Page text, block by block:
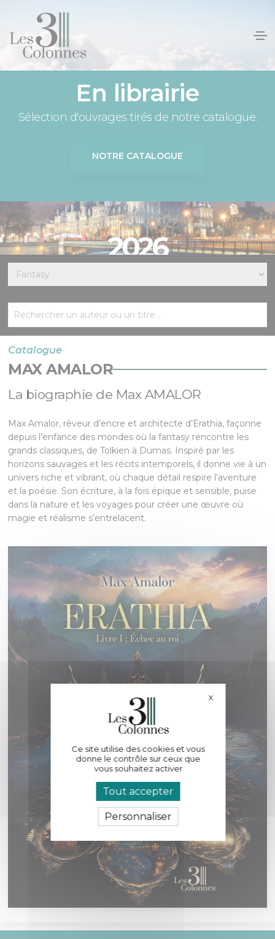
En librairie
Sélection d'ouvrages tirés de notre catalogue.
NOTRE CATALOGUE
2026
Catalogue
MAX AMALOR
La biographie de Max AMALOR
Max Amalor, rêveur d’encre et architecte d’Erathia, façonne
depuis l’enfance des mondes où la fantasy rencontre les
grands classiques, de Tolkien à Dumas. Inspiré par les
horizons sauvages et les récits intemporels, il donne vie à un
univers riche et vibrant, où chaque détail respire l’aventure
et la poésie. Son écriture, à la fois épique et sensible, puise
dans la nature et les voyages pour créer une œuvre où
magie et réalisme s’entrelacent.
Ce site utilise des cookies et vous
donne le contrôle sur ceux que
vous souhaitez activer
Tout accepter
Personnaliser
X